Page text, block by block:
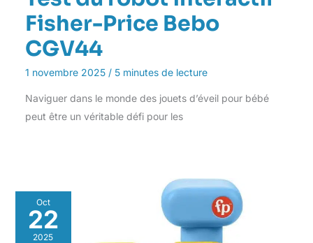
Fisher-Price Bebo
CGV44
1 novembre 2025 / 5 minutes de lecture
Naviguer dans le monde des jouets d’éveil pour bébé
peut être un véritable défi pour les
Oct
22
2025